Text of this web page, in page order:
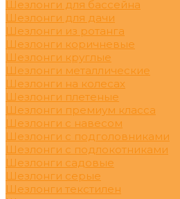
Шезлонги для бассейна
Шезлонги для дачи
Шезлонги из ротанга
Шезлонги коричневые
Шезлонги круглые
Шезлонги металлические
Шезлонги на колесах
Шезлонги плетеные
Шезлонги премиум класса
Шезлонги с навесом
Шезлонги с подголовниками
Шезлонги с подлокотниками
Шезлонги садовые
Шезлонги серые
Шезлонги текстилен